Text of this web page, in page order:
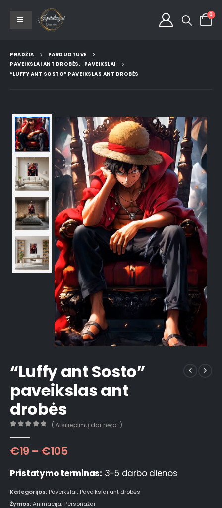
0
PRADŽIA
PARDUOTUVĖ
PAVEIKSLAI ANT DROBĖS, PAVEIKSLAI
“LUFFY ANT SOSTO” PAVEIKSLAS ANT DROBĖS
“Luffy ant Sosto”
paveikslas ant
drobės
( Atsiliepimų dar nėra. )
€19 – €105
Pristatymo terminas: 3-5 darbo dienos
Kategorijos: Paveikslai, Paveikslai ant drobės
Žymos:Animacija, Personažai